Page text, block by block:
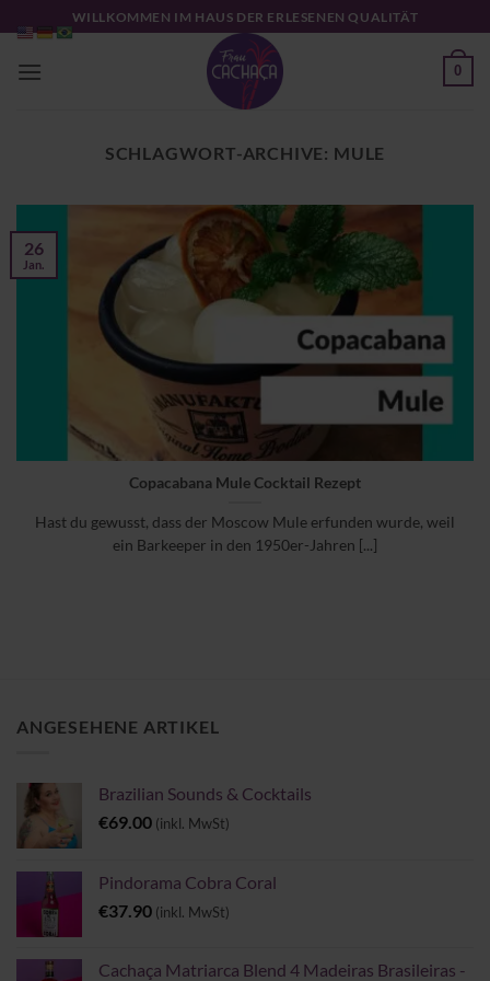
Inhalt
springen
WILLKOMMEN IM HAUS DER ERLESENEN QUALITÄT
0
SCHLAGWORT-ARCHIVE: MULE
Copacabana Mule Cocktail Rezept
Hast du gewusst, dass der Moscow Mule erfunden wurde, weil
ein Barkeeper in den 1950er-Jahren [...]
26
Jan.
ANGESEHENE ARTIKEL
Brazilian Sounds & Cocktails
€69.00 (inkl. MwSt)
Pindorama Cobra Coral
€37.90 (inkl. MwSt)
Cachaça Matriarca Blend 4 Madeiras Brasileiras -